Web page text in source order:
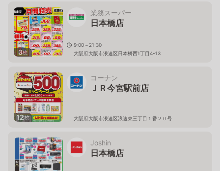
3枚
業務スーパー
日本橋店
9:00～21:30
大阪府大阪市浪速区日本橋西1丁目4-13
12枚
コーナン
ＪＲ今宮駅前店
大阪府大阪市浪速区浪速東三丁目１番２０号
Joshin
日本橋店